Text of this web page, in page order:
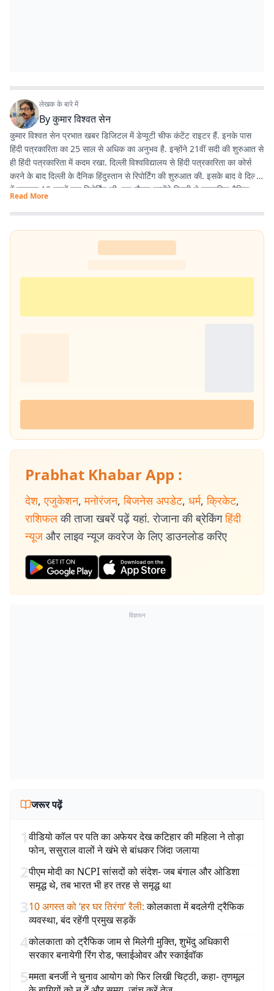
लेखक के बारे में
Byकुमार विश्वत सेन
कुमार विश्वत सेन प्रभात खबर डिजिटल में डेप्यूटी चीफ कंटेंट राइटर हैं. इनके पास
हिंदी पत्रकारिता का 25 साल से अधिक का अनुभव है. इन्होंने 21वीं सदी की शुरुआत से
ही हिंदी पत्रकारिता में कदम रखा. दिल्ली विश्वविद्यालय से हिंदी पत्रकारिता का कोर्स
करने के बाद दिल्ली के दैनिक हिंदुस्तान से रिपोर्टिंग की शुरुआत की. इसके बाद वे दिल्ली
में लगातार 12 सालों तक रिपोर्टिंग की. इस दौरान उन्होंने दिल्ली से प्रकाशित दैनिक
हिंदुस्तान दैनिक जागरण, देशबंधु जैसे प्रतिष्ठित अखबारों के साथ कई साप्ताहिक
अखबारों के लिए भी रिपोर्टिंग की. 2013 में वे प्रभात खबर आए. तब से वे प्रिंट मीडिया
के साथ फिलहाल पिछले 10 सालों से प्रभात खबर डिजिटल में अपनी सेवाएं दे रहे हैं.
इन्होंने अपने करियर के शुरुआती दिनों में ही राजस्थान में होने वाली हिंदी पत्रकारिता के
300 साल के इतिहास पर एक पुस्तक 'नित नए आयाम की खोज: राजस्थानी
Read More
Prabhat Khabar App :
देश, एजुकेशन, मनोरंजन, बिजनेस अपडेट, धर्म, क्रिकेट,
राशिफल की ताजा खबरें पढ़ें यहां. रोजाना की ब्रेकिंग हिंदी
न्यूज और लाइव न्यूज कवरेज के लिए डाउनलोड करिए
विज्ञापन
जरूर पढ़ें
1वीडियो कॉल पर पति का अफेयर देख कटिहार की महिला ने तोड़ा
फोन, ससुराल वालों ने खंभे से बांधकर जिंदा जलाया
2पीएम मोदी का NCPI सांसदों को संदेश- जब बंगाल और ओडिशा
समृद्ध थे, तब भारत भी हर तरह से समृद्ध था
310 अगस्त को ‘हर घर तिरंगा’ रैली: कोलकाता में बदलेगी ट्रैफिक
व्यवस्था, बंद रहेंगी प्रमुख सड़कें
4कोलकाता को ट्रैफिक जाम से मिलेगी मुक्ति, शुभेंदु अधिकारी
सरकार बनायेगी रिंग रोड, फ्लाईओवर और स्काईवॉक
5ममता बनर्जी ने चुनाव आयोग को फिर लिखी चिट्ठी, कहा- तृणमूल